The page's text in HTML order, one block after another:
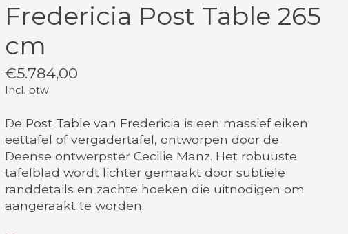
Fredericia Post Table 265
cm
€5.784,00
Incl. btw
De Post Table van Fredericia is een massief eiken
eettafel of vergadertafel, ontworpen door de
Deense ontwerpster Cecilie Manz. Het robuuste
tafelblad wordt lichter gemaakt door subtiele
randdetails en zachte hoeken die uitnodigen om
aangeraakt te worden.